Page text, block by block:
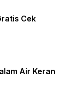
Cek
Air Keran